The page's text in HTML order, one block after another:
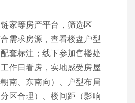
家等房产平台，筛选区
需求房源，查看楼盘户型
套标注；线下参加售楼处
作日看房，实地感受房屋
南、东南向）、户型布局
分区合理）、楼间距（影响